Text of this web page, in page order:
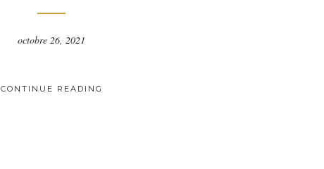
octobre 26, 2021
CONTINUE READING